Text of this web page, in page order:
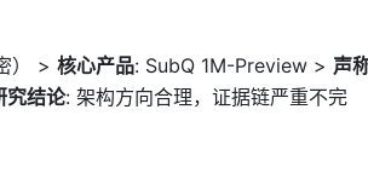
） > 核心产品: SubQ 1M-Preview > 声
究结论: 架构方向合理，证据链严重不完